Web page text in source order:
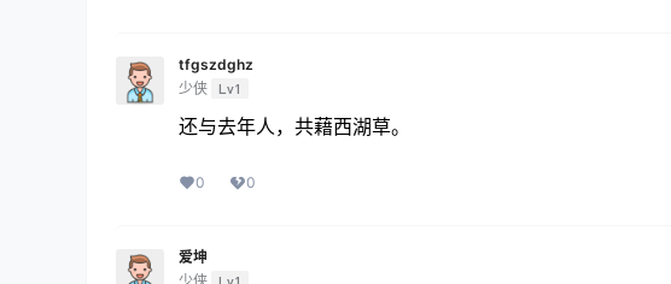
tfgszdghz
少侠 Lv1
还与去年人，共藉西湖草。
0 0
爱坤